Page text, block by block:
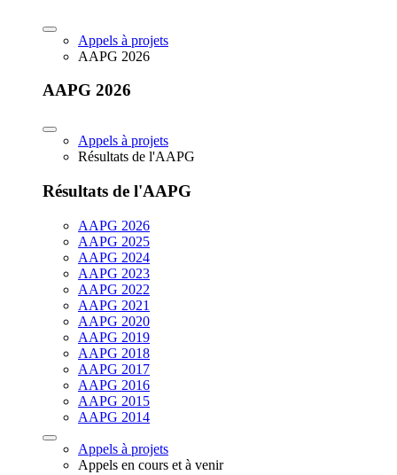
Appels à projets
AAPG 2026
AAPG 2026
Appels à projets
Résultats de l'AAPG
Résultats de l'AAPG
AAPG 2026
AAPG 2025
AAPG 2024
AAPG 2023
AAPG 2022
AAPG 2021
AAPG 2020
AAPG 2019
AAPG 2018
AAPG 2017
AAPG 2016
AAPG 2015
AAPG 2014
Appels à projets
Appels en cours et à venir